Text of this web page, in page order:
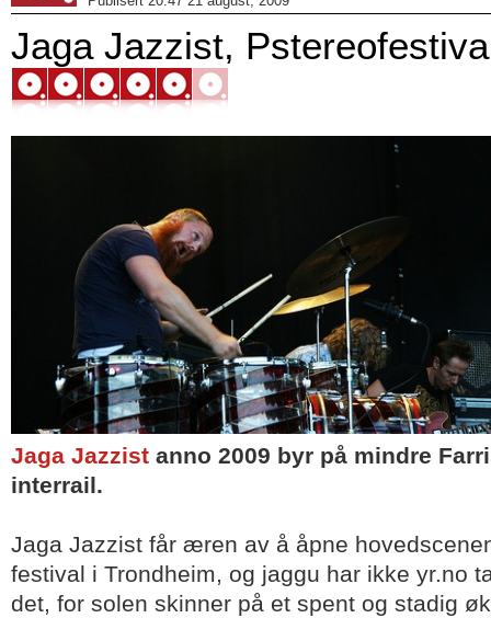
Jaga Jazzist,
Jaga Jazzist anno 2009 byr på mindre
interrail.
Jaga Jazzist får æren av å åpne
festival i Trondheim, og jaggu har ikke yr.no
det, for solen skinner på et spent og stadig